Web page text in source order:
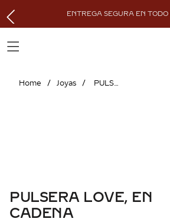
ENTREGA SEGURA EN TODO
Joyas PULSERA LOVE, EN CADENA
PULSERA LOVE, EN
CADENA